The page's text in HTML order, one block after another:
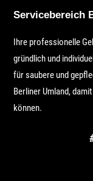
Servicebereich
Ihre professionelle
gründlich und
für saubere und
Berliner Umland,
können.